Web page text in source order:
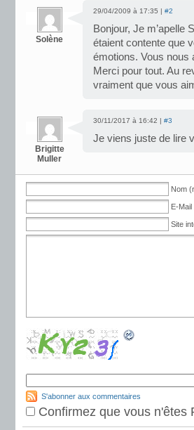
Solène
29/04/2009 à 17:35 | #2
Bonjour, Je m’apelle
étaient contente que
émotions. Vous nous
Merci pour tout. Au
vraiment que vous
Brigitte
Muller
30/11/2017 à 16:42 | #3
Je viens juste de lire
Nom
E-
Site
S'abonner aux commentaires
Confirmez que vous n'êtes